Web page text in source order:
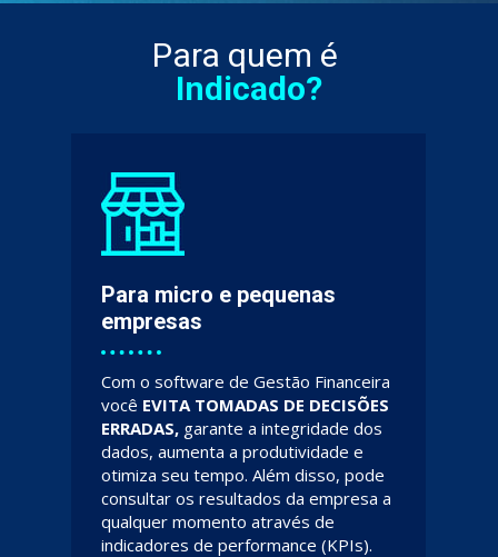
Indicado?
Para micro e pequenas
empresas
Com o software de Gestão Financeira
você EVITA TOMADAS DE DECISÕES
ERRADAS, garante a integridade dos
dados, aumenta a produtividade e
otimiza seu tempo. Além disso, pode
consultar os resultados da empresa a
qualquer momento através de
indicadores de performance (KPIs).